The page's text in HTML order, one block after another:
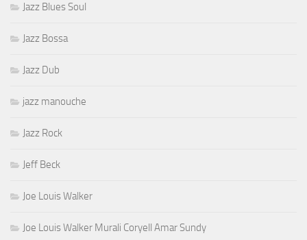
Jazz Blues Soul
Jazz Bossa
Jazz Dub
jazz manouche
Jazz Rock
Jeff Beck
Joe Louis Walker
Joe Louis Walker Murali Coryell Amar Sundy